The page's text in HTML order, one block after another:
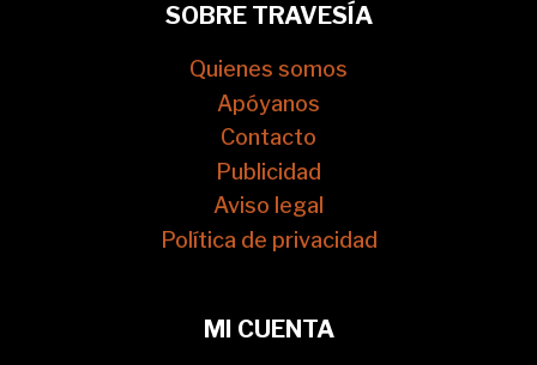
SOBRE TRAVESÍA
Quienes somos
Apóyanos
Contacto
Publicidad
Aviso legal
Política de privacidad
MI CUENTA